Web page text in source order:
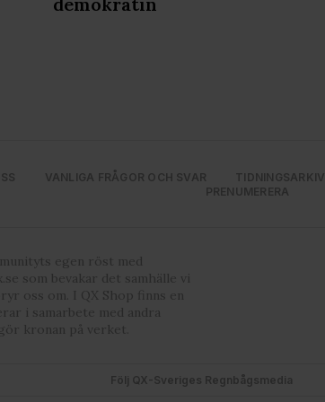
VANLIGA FRÅGOR OCH SVAR TIDNINGSARKIV
PRENUMERERA
egen röst med
som bevakar det samhälle vi
oss om. I QX Shop finns en
i samarbete med andra
kronan på verket.
Följ QX-Sveriges Regnbågsmedia